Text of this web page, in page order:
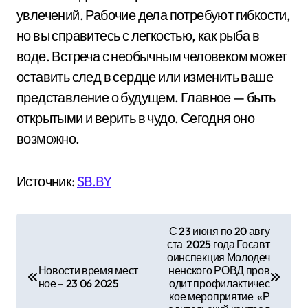
увлечений. Рабочие дела потребуют гибкости,
но вы справитесь с легкостью, как рыба в
воде. Встреча с необычным человеком может
оставить след в сердце или изменить ваше
представление о будущем. Главное — быть
открытыми и верить в чудо. Сегодня оно
возможно.
Источник:SB.BY
в
Новости время мест
ное – 23 06 2025
С 23 июня по 20 авгу
ста 2025 года Госавт
оинспекция Молодеч
ненского РОВД пров
одит профилактичес
кое мероприятие «Р